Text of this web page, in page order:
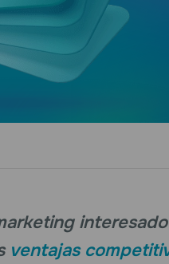
ventajas